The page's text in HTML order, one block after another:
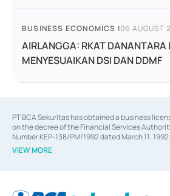
BUSINESS ECONOMICS |06 AUGUST
AIRLANGGA: RKAT DANANTARA
MENYESUAIKAN DSI DAN DDMF
PT BCA Sekuritas has obtained a business
on the decree of the Financial Services
Number KEP-138/PM/1992 dated March 11,
dated February 28, 2014, a business license as
decree of the Financial Services Authority
VIEW MORE